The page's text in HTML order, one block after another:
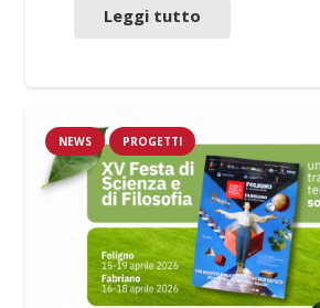
Leggi tutto
NEWS PROGETTI